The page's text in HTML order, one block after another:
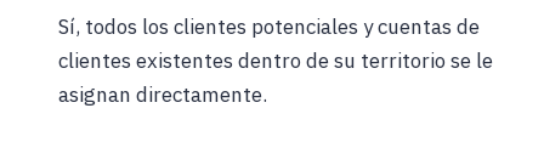
Sí, todos los clientes potenciales y cuentas de
clientes existentes dentro de su territorio se le
asignan directamente.